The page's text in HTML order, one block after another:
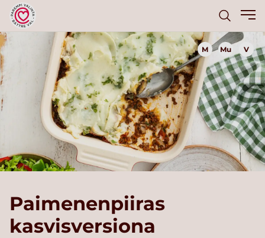
M Mu V
Paimenenpiiras
kasvisversiona